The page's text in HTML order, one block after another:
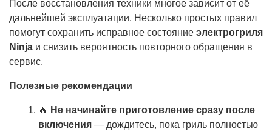
После восстановления техники многое зависит от её
дальнейшей эксплуатации. Несколько простых правил
помогут сохранить исправное состояние электрогриля
Ninja и снизить вероятность повторного обращения в
сервис.
Полезные рекомендации
🔥 Не начинайте приготовление сразу после
включения — дождитесь, пока гриль полностью